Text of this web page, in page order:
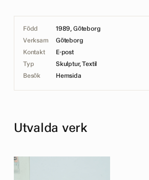
Född
1989, Göteborg
Verksam
Göteborg
Kontakt
E-post
Typ
Skulptur, Textil
Besök
Hemsida
Utvalda verk